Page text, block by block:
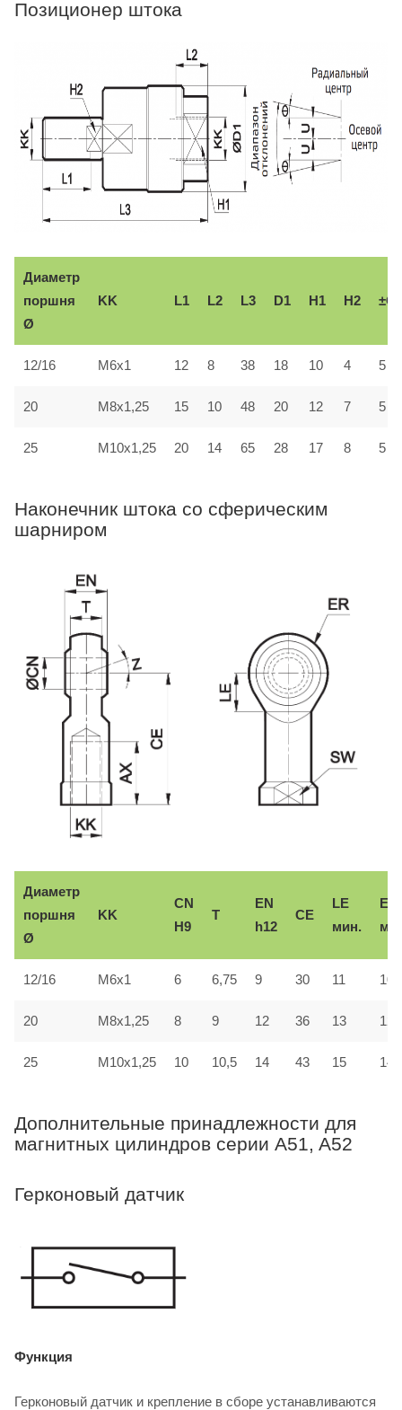
Позиционер штока
Диаметр
поршня
Ø
KK L1 L2 L3 D1 H1 H2
12/16 M6x1 12 8 38 18 10 4 5
20 M8x1,25 15 10 48 20 12 7 5
25 M10x1,25 20 14 65 28 17 8 5
Наконечник штока со сферическим
шарниром
Диаметр
поршня
Ø
KK
CN
H9
T
EN
h12
CE
LE
мин.
ER
12/16 M6x1 6 6,75 9 30 11 10
20 M8x1,25 8 9 12 36 13 12
25 M10x1,25 10 10,5 14 43 15 14
Дополнительные принадлежности для
магнитных цилиндров серии A51, A52
Герконовый датчик
Функция
Герконовый датчик и крепление в сборе устанавливаются